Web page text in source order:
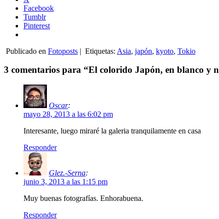
Facebook
Tumblr
Pinterest
Publicado en Fotoposts | Etiquetas: Asia, japón, kyoto, Tokio
3 comentarios para “El colorido Japón, en blanco y
Oscar:
mayo 28, 2013 a las 6:02 pm
Interesante, luego miraré la galeria tranquilamente en casa
Responder
Glez.-Serna:
junio 3, 2013 a las 1:15 pm
Muy buenas fotografías. Enhorabuena.
Responder